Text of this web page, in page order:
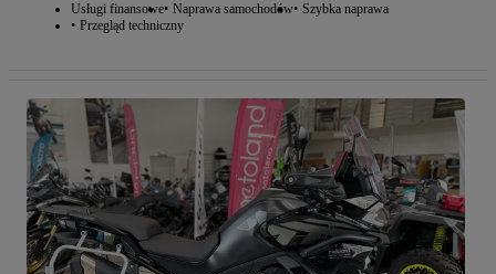
Usługi finansowe Naprawa samochodów Szybka naprawa
Przegląd techniczny